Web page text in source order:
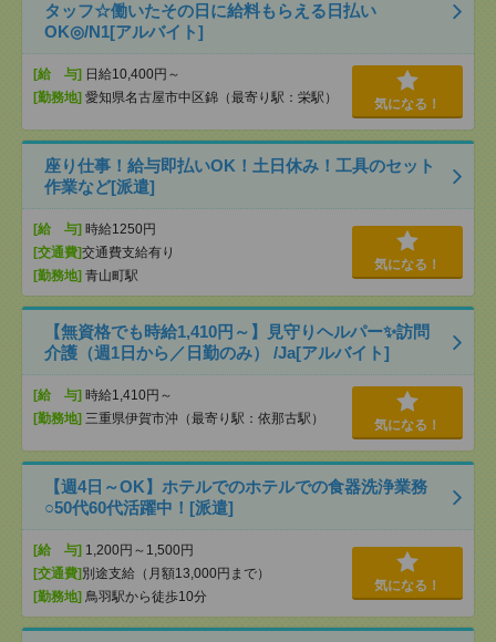
タッフ☆働いたその日に給料もらえる日払い
OK◎/N1[アルバイト]
[給 与] 日給10,400円～
[勤務地] 愛知県名古屋市中区錦（最寄り駅：栄駅） 気になる！
座り仕事！給与即払いOK！土日休み！工具のセット
作業など[派遣]
[給 与] 時給1250円
[交通費]交通費支給有り
[勤務地] 青山町駅
気になる！
【無資格でも時給1,410円～】見守りヘルパー✨訪問
介護（週1日から／日勤のみ） /Ja[アルバイト]
[給 与] 時給1,410円～
[勤務地] 三重県伊賀市沖（最寄り駅：依那古駅） 気になる！
【週4日～OK】ホテルでのホテルでの食器洗浄業務
○50代60代活躍中！[派遣]
[給 与] 1,200円～1,500円
[交通費] 別途支給（月額13,000円まで）
[勤務地] 鳥羽駅から徒歩10分
気になる！